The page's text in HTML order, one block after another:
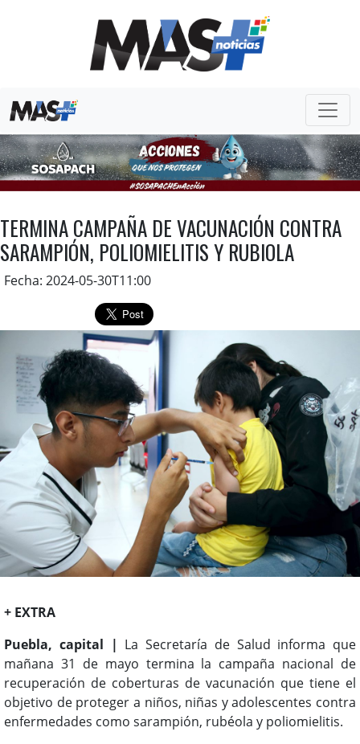
TERMINA CAMPAÑA DE VACUNACIÓN CONTRA
SARAMPIÓN, POLIOMIELITIS Y RUBIOLA
Fecha: 2024-05-30T11:00
+ EXTRA
Puebla, capital | La Secretaría de Salud informa que
mañana 31 de mayo termina la campaña nacional de
recuperación de coberturas de vacunación que tiene el
objetivo de proteger a niños, niñas y adolescentes contra
enfermedades como sarampión, rubéola y poliomielitis.